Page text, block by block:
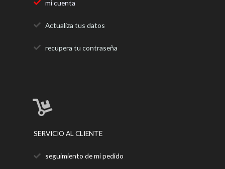
mi cuenta
Actualiza tus datos
recupera tu contraseña
SERVICIO AL CLIENTE
seguimiento de mi pedido